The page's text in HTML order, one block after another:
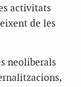
activitats
de les
neoliberals